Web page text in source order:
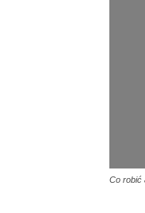
Co robić